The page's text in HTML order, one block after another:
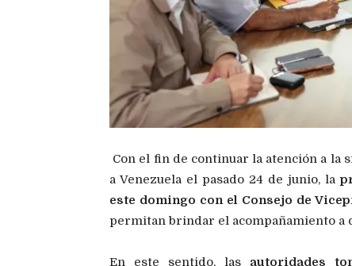
Con el fin de continuar la atención a
a Venezuela el pasado 24 de junio, la
este domingo con el Consejo de
permitan brindar el acompañamiento a
En este sentido, las autoridades